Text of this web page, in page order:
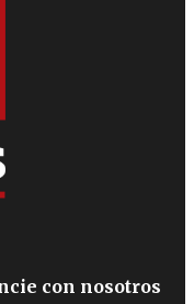
con nosotros